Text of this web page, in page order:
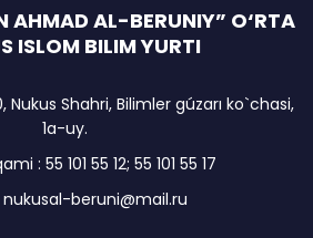
AHMAD AL-BERUNIY” O‘RTA
ISLOM BILIM YURTI
Nukus Shahri, Bilimler gúzarı ko`chasi,
1a-uy.
: 55 101 55 12; 55 101 55 17
beruni@mail.ru